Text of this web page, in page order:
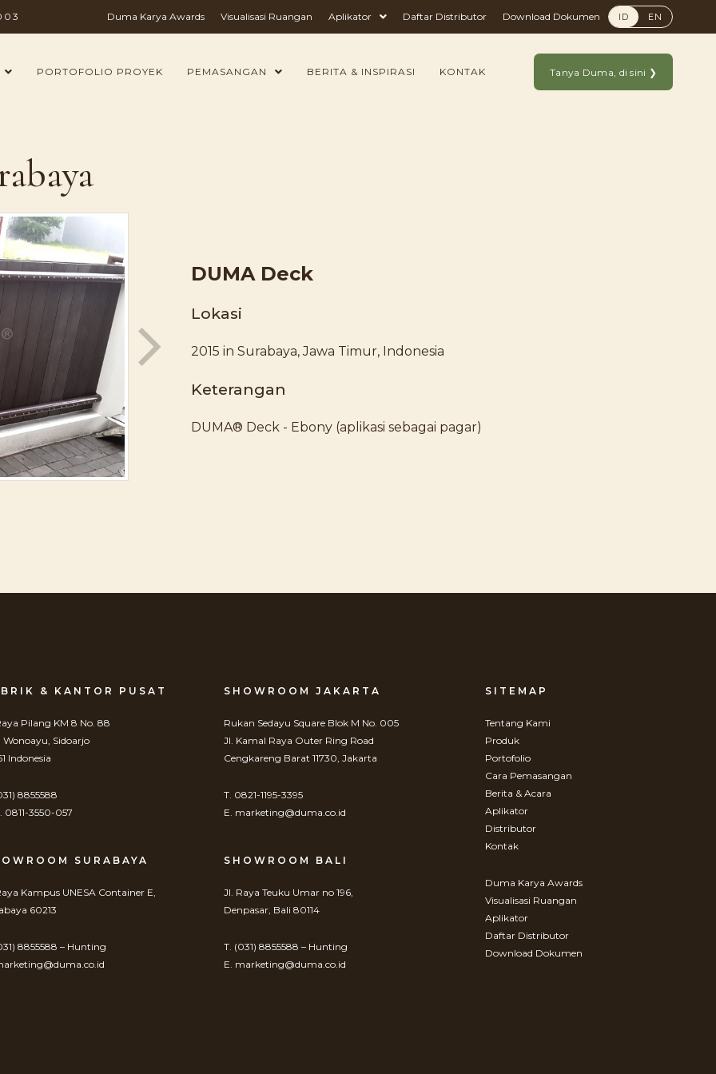
Duma Karya Awards Visualisasi Ruangan Aplikator Daftar Distributor Download Dokumen ID EN
PORTOFOLIO PROYEK PEMASANGAN BERITA & INSPIRASI KONTAK Tanya Duma, di sini ❯
DUMA Deck
Lokasi
2015 in Surabaya, Jawa Timur, Indonesia
Keterangan
DUMA® Deck - Ebony (aplikasi sebagai pagar)
& KANTOR PUSAT
Pilang KM 8 No. 88
Wonoayu, Sidoarjo
Indonesia
8855588
0811-3550-057
SURABAYA
Kampus UNESA Container E,
60213
8855588 – Hunting
SHOWROOM JAKARTA
Rukan Sedayu Square Blok M No. 005
Jl. Kamal Raya Outer Ring Road
Cengkareng Barat 11730, Jakarta
T. 0821-1195-3395
E. marketing@duma.co.id
SHOWROOM BALI
Jl. Raya Teuku Umar no 196,
Denpasar, Bali 80114
T. (031) 8855588 – Hunting
E. marketing@duma.co.id
SITEMAP
Tentang Kami
Produk
Portofolio
Cara Pemasangan
Berita & Acara
Aplikator
Distributor
Kontak
Duma Karya Awards
Visualisasi Ruangan
Aplikator
Daftar Distributor
Download Dokumen